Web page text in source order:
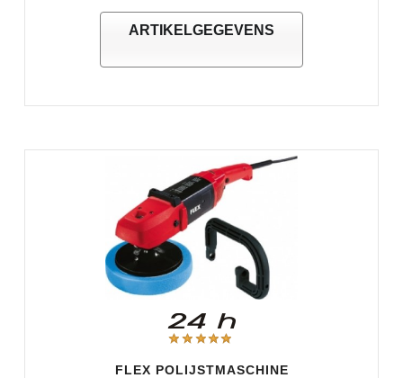
ARTIKELGEGEVENS
FLEX POLIJSTMASCHINE